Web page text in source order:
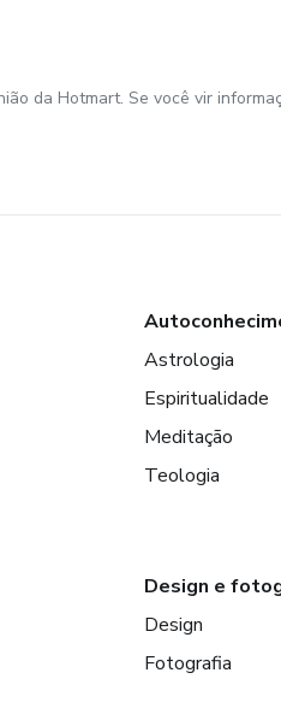
da Hotmart. Se você vir
Astrologia
Espiritualidade
Meditação
Teologia
Design e
Design
Fotografia